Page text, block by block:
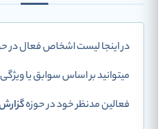
در اینجا لیست اشخاص فعال در
میتوانید بر اساس سوابق یا
فعالین مدنظر خود در حوزه